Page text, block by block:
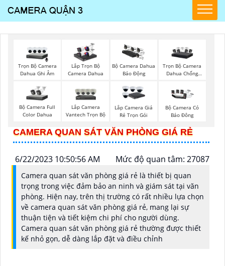
Trọn Bộ Camera
Dahua Ghi Âm
Lắp Trọn Bộ
Camera Dahua
Bộ Camera Dahua
Báo Động
Trọn Bộ Camera
Dahua Chống
Bộ Camera Full
Color Dahua
Lắp Camera
Vantech Trọn Bộ
Lắp Camera Giá
Rẻ Trọn Gói
Bộ Camera Có
Báo Đông
CAMERA QUAN SÁT VĂN PHÒNG GIÁ RẺ
6/22/2023 10:50:56 AM Mức độ quan tâm: 27087
Camera quan sát văn phòng giá rẻ là thiết bị quan
trọng trong việc đảm bảo an ninh và giám sát tại văn
phòng. Hiện nay, trên thị trường có rất nhiều lựa chọn
về camera quan sát văn phòng giá rẻ, mang lại sự
thuận tiện và tiết kiệm chi phí cho người dùng.
Camera quan sát văn phòng giá rẻ thường được thiết
kế nhỏ gọn, dễ dàng lắp đặt và điều chỉnh